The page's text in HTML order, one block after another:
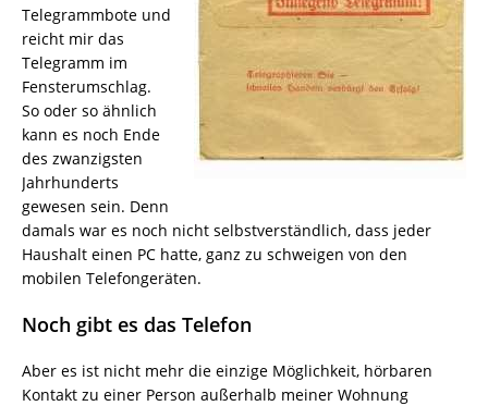
Telegrammbote und
reicht mir das
Telegramm im
Fensterumschlag.
So oder so ähnlich
kann es noch Ende
des zwanzigsten
Jahrhunderts
gewesen sein. Denn
damals war es noch nicht selbstverständlich, dass jeder
Haushalt einen PC hatte, ganz zu schweigen von den
mobilen Telefongeräten.
Noch gibt es das Telefon
Aber es ist nicht mehr die einzige Möglichkeit, hörbaren
Kontakt zu einer Person außerhalb meiner Wohnung